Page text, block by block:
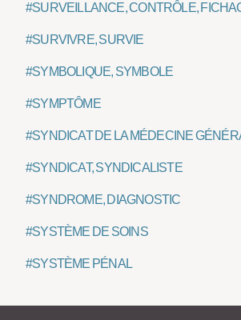
#SURVEILLANCE, CONTRÔLE,
#SURVIVRE, SURVIE
#SYMBOLIQUE, SYMBOLE
#SYMPTÔME
#SYNDICAT DE LA MÉDECINE
#SYNDICAT, SYNDICALISTE
#SYNDROME, DIAGNOSTIC
#SYSTÈME DE SOINS
#SYSTÈME PÉNAL